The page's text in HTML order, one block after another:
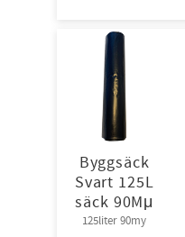
Byggsäck
Svart 125L
säck 90Mμ
125liter 90my